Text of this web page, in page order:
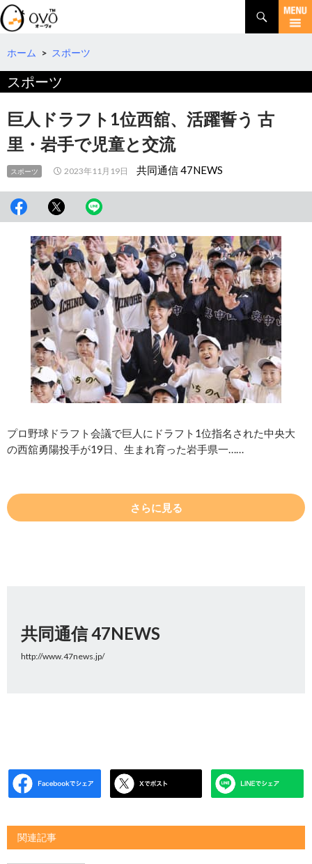
検
索
コ
テ
へ
移
動
ホーム > スポーツ
スポーツ
巨人ドラフト1位西舘、活躍誓う 古
里・岩手で児童と交流
スポーツ 2023年11月19日 共同通信 47NEWS
プロ野球ドラフト会議で巨人にドラフト1位指名された中央大
の西舘勇陽投手が19日、生まれ育った岩手県一……
さらに見る
共同通信 47NEWS
http://www.47news.jp/
関連記事